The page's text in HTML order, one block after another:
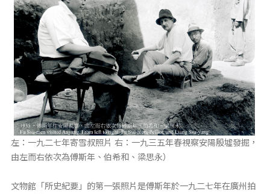
左：一九二七年寄雪叔照片 右：一九三五年春視察安陽殷墟發掘，
由左而右依次為傅斯年、伯希和、梁思永）
文物館「所史紀要」的第一張照片是傅斯年於一九二七年在廣州拍